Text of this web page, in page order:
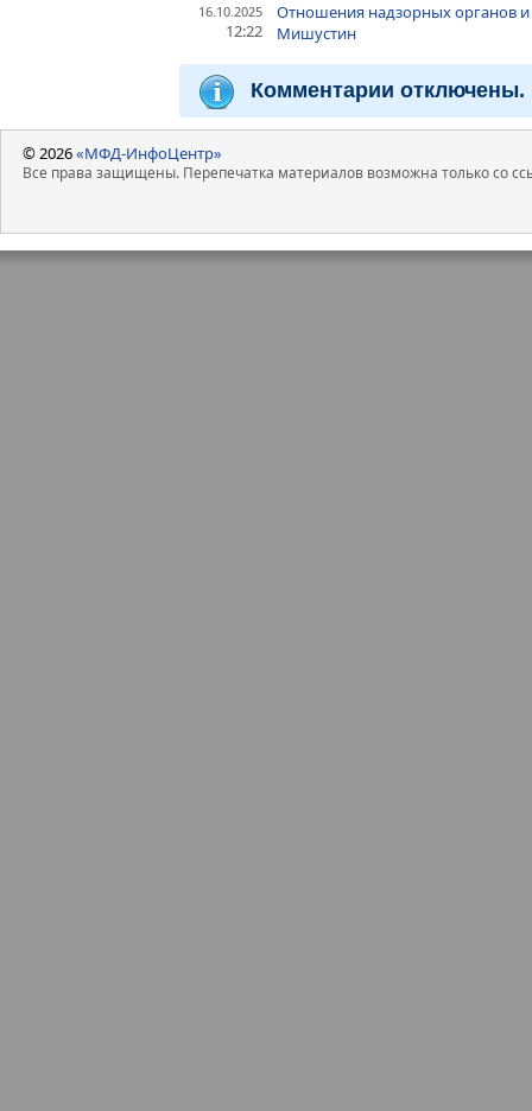
16.10.2025
12:22
Отношения надзорных органов и
Мишустин
Комментарии отключены.
© 2026«МФД-ИнфоЦентр»
Все права защищены. Перепечатка материалов возможна только со